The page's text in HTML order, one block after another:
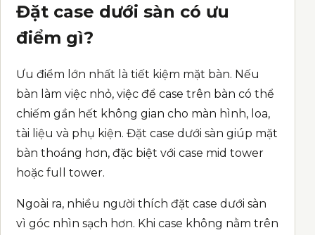
Đặt case dưới sàn có ưu
điểm gì?
Ưu điểm lớn nhất là tiết kiệm mặt bàn. Nếu
bàn làm việc nhỏ, việc để case trên bàn có thể
chiếm gần hết không gian cho màn hình, loa,
tài liệu và phụ kiện. Đặt case dưới sàn giúp mặt
bàn thoáng hơn, đặc biệt với case mid tower
hoặc full tower.
Ngoài ra, nhiều người thích đặt case dưới sàn
vì góc nhìn sạch hơn. Khi case không nằm trên